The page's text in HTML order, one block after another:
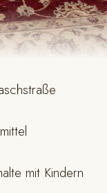
mit Kindern